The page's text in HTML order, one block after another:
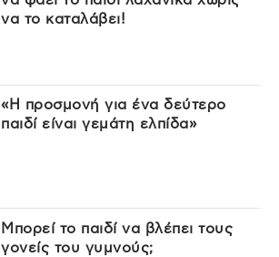
να το καταλάβει!
«Η προσμονή για ένα δεύτερο
παιδί είναι γεμάτη ελπίδα»
Μπορεί το παιδί να βλέπει τους
γονείς του γυμνούς;